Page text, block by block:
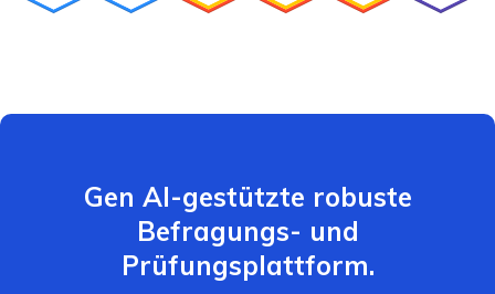
Gen AI-gestützte robuste
Befragungs- und
Prüfungsplattform.